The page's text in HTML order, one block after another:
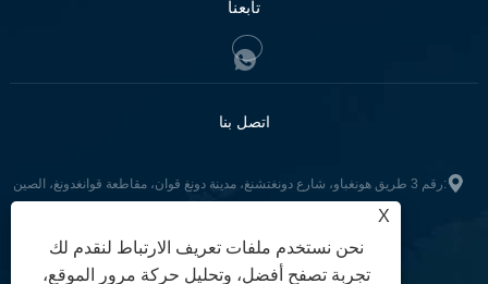
تابعنا
اتصل بنا
:رقم 3 طريق هونغباو، شارع دونغتشنغ، مدينة دونغ قوان، مقاطعة قوانغدونغ، الصين
hh@huahongfloor.com
X
نحن نستخدم ملفات تعريف الارتباط لنقدم لك
تجربة تصفح أفضل، وتحليل حركة مرور الموقع،